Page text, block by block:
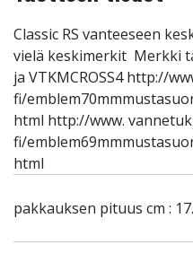
Classic RS vanteeseen
vielä keskimerkit Merkki
ja VTKMCROSS4 http://
fi/
html http://www.
fi/
html
pakkauksen pituus cm :